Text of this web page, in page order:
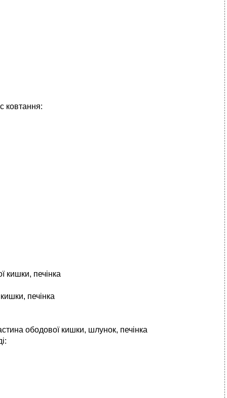
ковтання:
кишки, печінка
печінка
ободової кишки, шлунок, печінка